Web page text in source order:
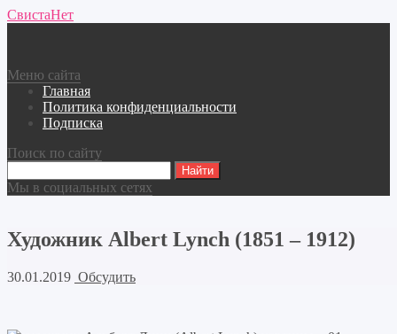
СвистаНет
Меню сайта
Главная
Политика конфиденциальности
Подписка
Поиск по сайту
Мы в социальных сетях
Художник Albert Lynch (1851 – 1912)
30.01.2019 Обсудить